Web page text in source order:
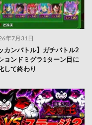
年7月31日
カンバトル】ガチバトル2
ョンドミグラ1ターン目に
して終わり